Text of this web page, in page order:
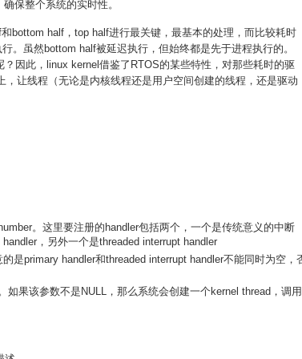
保整个系统的实时性。
bottom half，top half进行最关键，最基本的处理，而比较耗时
。虽然bottom half被延迟执行，但始终都是先于进程执行的。
因此，linux kernel借鉴了RTOS的某些特性，对那些耗时的驱
让线程（无论是内核线程还是用户空间创建的线程，还是驱动
。这里要注册的handler包括两个，一个是传统意义的中断
，另外一个是threaded interrupt handler
是primary handler和threaded interrupt handler不能同时为空，
如果该参数不是NULL，那么系统会创建一个kernel thread，调